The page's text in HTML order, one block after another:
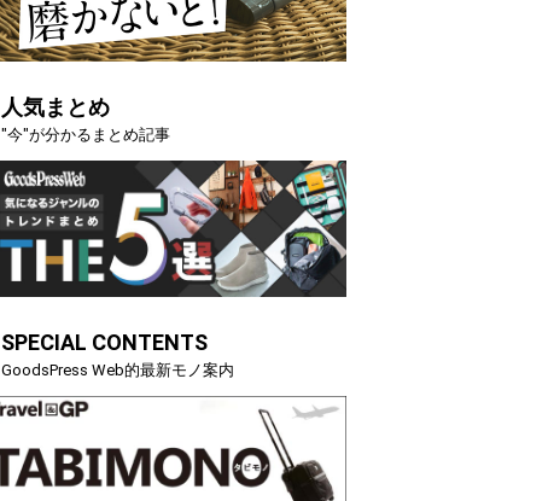
人気まとめ
"今"が分かるまとめ記事
SPECIAL CONTENTS
GoodsPress Web的最新モノ案内